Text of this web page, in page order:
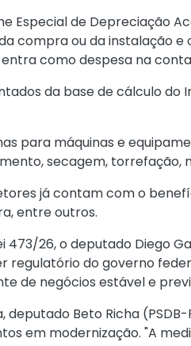
Especial de Depreciação
compra ou da instalação e
como despesa na
da base de cálculo do
para máquinas e
secagem,
já contam com o
entre outros.
473/26, o deputado Diego
regulatório do governo
de negócios estável e
Beto Richa
em modernização. "A